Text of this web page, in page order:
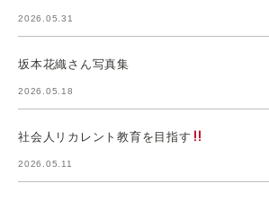
2026.05.31
坂本花織さん写真集
2026.05.18
社会人リカレント教育を目指す
2026.05.11